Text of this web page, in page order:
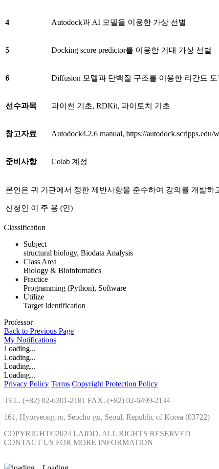
4 Autodock과 AI 모델을 이용한 가상 선별
5 Docking score predictor를 이용한 거대 가상 선별
6 Diffusion 모델과 단백질 구조를 이용한 리간드
선수과목 파이썬 기초, RDKit, 파이토치 기초
참고자료 Autodock4.2.6 manual, https://
준비사항 Colab 계정
본인은 귀 기관에서 정한 제반사항을 준수하여 강의를 개발하
신청인 이 주 용 (인)
Classification
Subject
structural biology, Biodata Analysis
Class Area
Biology & Bioinfomatics
Practice
Programming (Python), Software
Utilize
Target Identification
Professor
Back to Previous Page
My Notifications
Loading...
Loading...
Loading...
Loading...
Privacy Policy Terms Copyright Protection Policy
TEL. (+82) 02-6301-2181 FAX. (+82) 02-6499-2134
161, Hyoryeong-ro, Seocho-gu, Seoul, Republic of Korea (03722)
COPYRIGHT©2024 LAIDD. ALL RIGHTS RESERVED
CONTACT US FOR MORE INFORMATION